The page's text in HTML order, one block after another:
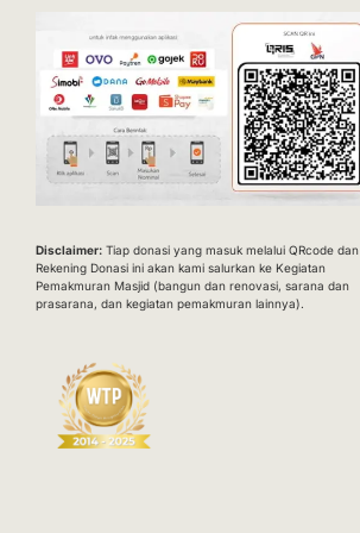
Disclaimer:Tiap donasi yang masuk melalui QRcode dan
Rekening Donasi ini akan kami salurkan ke Kegiatan
Pemakmuran Masjid (bangun dan renovasi, sarana dan
prasarana, dan kegiatan pemakmuran lainnya).